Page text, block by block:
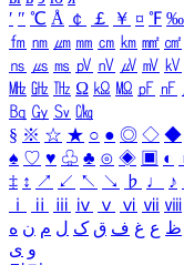
′ ″ ℃ Å ￠ ￡ ￥ ¤ ℉ ‰
㎙ ㎚ ㎛ ㎜ ㎝ ㎞ ㎟ ㎠
㎱ ㎲ ㎳ ㎴ ㎵ ㎶ ㎷ ㎸
㎒ ㎓ ㎔ Ω ㏀ ㏁ ㎊ ㎋
㏃ ㏉ ㏜ ㏆
§ ※ ☆ ★ ○ ● ◎ ◇ ◆
♠ ♡ ♥ ♧ ♣ ⊙ ◈ ▣ ◐
‡ ↕ ↗ ↙ ↖ ↘ ♭ ♩ ♪
ⅰ
ⅱ ⅲ ⅳ ⅴ ⅵ ⅶ ⅷ
ظ ع غ ف ق ک ل م ن ه
و ی